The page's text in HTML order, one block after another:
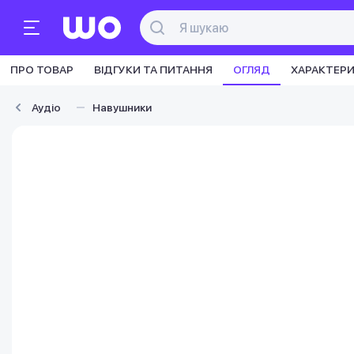
ПРО ТОВАР ВІДГУКИ ТА ПИТАННЯ ОГЛЯД
Аудіо Навушники